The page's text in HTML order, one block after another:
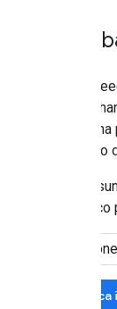
Se hai
se altri
contesto
Se